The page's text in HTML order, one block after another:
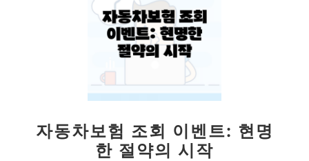
자동차보험 조회 이벤트: 현명
한 절약의 시작